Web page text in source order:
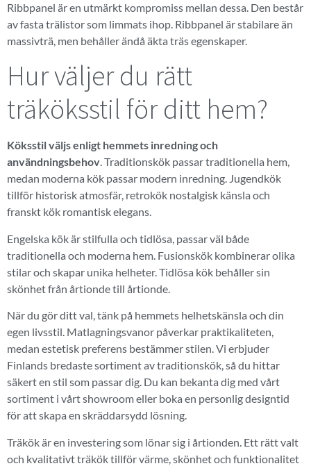
Ribbpanel är en utmärkt kompromiss mellan dessa. Den består
av fasta trälistor som limmats ihop. Ribbpanel är stabilare än
massivträ, men behåller ändå äkta träs egenskaper.
Hur väljer du rätt
träköksstil för ditt hem?
Köksstil väljs enligt hemmets inredning och
användningsbehov. Traditionskök passar traditionella hem,
medan moderna kök passar modern inredning. Jugendkök
tillför historisk atmosfär, retrokök nostalgisk känsla och
franskt kök romantisk elegans.
Engelska kök är stilfulla och tidlösa, passar väl både
traditionella och moderna hem. Fusionskök kombinerar olika
stilar och skapar unika helheter. Tidlösa kök behåller sin
skönhet från årtionde till årtionde.
När du gör ditt val, tänk på hemmets helhetskänsla och din
egen livsstil. Matlagningsvanor påverkar praktikaliteten,
medan estetisk preferens bestämmer stilen. Vi erbjuder
Finlands bredaste sortiment av traditionskök, så du hittar
säkert en stil som passar dig. Du kan bekanta dig med vårt
sortiment i vårt showroom eller boka en personlig designtid
för att skapa en skräddarsydd lösning.
Träkök är en investering som lönar sig i årtionden. Ett rätt valt
och kvalitativt träkök tillför värme, skönhet och funktionalitet